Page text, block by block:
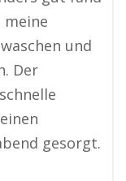
meine
und
Der
gesorgt.